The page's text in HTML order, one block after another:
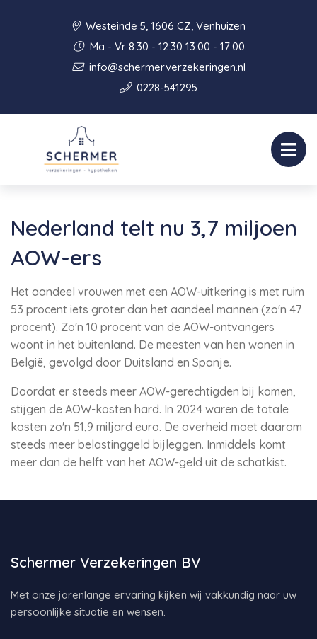
Westeinde 5, 1606 CZ, Venhuizen
Ma - Vr 8:30 - 12:30 13:00 - 17:00
info@schermerverzekeringen.nl
0228-541295
Nederland telt nu 3,7 miljoen
AOW-ers
Het aandeel vrouwen met een AOW-uitkering is met ruim
53 procent iets groter dan het aandeel mannen (zo'n 47
procent). Zo'n 10 procent van de AOW-ontvangers
woont in het buitenland. De meesten van hen wonen in
België, gevolgd door Duitsland en Spanje.
Doordat er steeds meer AOW-gerechtigden bij komen,
stijgen de AOW-kosten hard. In 2024 waren de totale
kosten zo'n 51,9 miljard euro. De overheid moet daarom
steeds meer belastinggeld bijleggen. Inmiddels komt
meer dan de helft van het AOW-geld uit de schatkist.
Schermer Verzekeringen BV
Met onze jarenlange ervaring kijken wij vakkundig naar uw
persoonlijke situatie en wensen.